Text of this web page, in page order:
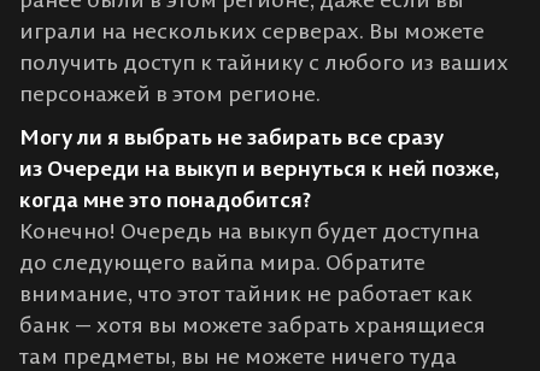
играли на нескольких серверах. Вы можете
получить доступ к тайнику с любого из ваших
персонажей в этом регионе.
Могу ли я выбрать не забирать все сразу
из Очереди на выкуп и вернуться к ней позже,
когда мне это понадобится?
Конечно! Очередь на выкуп будет доступна
до следующего вайпа мира. Обратите
внимание, что этот тайник не работает как
банк — хотя вы можете забрать хранящиеся
там предметы, вы не можете ничего туда